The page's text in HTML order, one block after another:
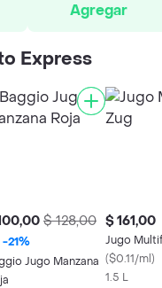
Agregar
Express
$ 128,00
-21%
Jugo Manzana
$ 161,00
Jugo
($0.11/ml)
1.5 L